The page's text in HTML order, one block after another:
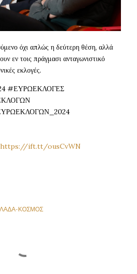
όχι απλώς η δεύτερη θέση, αλλά
εν τοις πράγμασι ανταγωνιστικό
εκλογές.
#ΕΥΡΩΕΚΛΟΓΕΣ
https://ift.tt/ousCvWN
ΚΟΣΜΟΣ